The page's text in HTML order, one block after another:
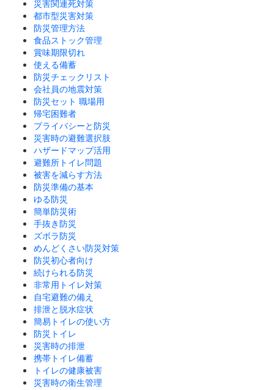
災害関連死対策
都市型災害対策
防災管理方法
食品ストック管理
賞味期限切れ
使える備蓄
防災チェックリスト
会社員の地震対策
防災セット 職場用
帰宅困難者
プライバシーと防災
災害時の避難選択肢
ハザードマップ活用
避難所トイレ問題
被害を減らす方法
防災準備の基本
ゆる防災
簡単防災術
手抜き防災
ズボラ防災
めんどくさい防災対策
防災初心者向け
続けられる防災
非常用トイレ対策
自宅避難の備え
排泄と脱水症状
簡易トイレの使い方
防災トイレ
災害時の排泄
携帯トイレ備蓄
トイレの健康被害
災害時の衛生管理